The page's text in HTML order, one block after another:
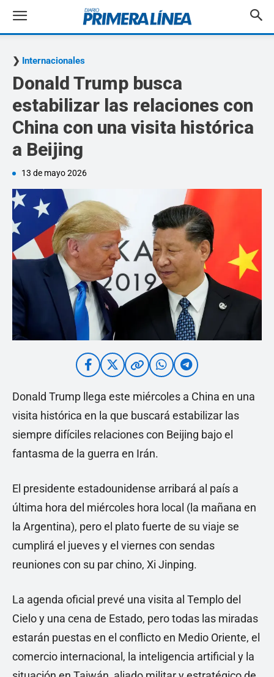
Internacionales
Donald Trump busca
estabilizar las relaciones con
China con una visita histórica
a Beijing
13 de mayo 2026
Donald Trump llega este miércoles a China en una
visita histórica en la que buscará estabilizar las
siempre difíciles relaciones con Beijing bajo el
fantasma de la guerra en Irán.
El presidente estadounidense arribará al país a
última hora del miércoles hora local (la mañana en
la Argentina), pero el plato fuerte de su viaje se
cumplirá el jueves y el viernes con sendas
reuniones con su par chino, Xi Jinping.
La agenda oficial prevé una visita al Templo del
Cielo y una cena de Estado, pero todas las miradas
estarán puestas en el conflicto en Medio Oriente, el
comercio internacional, la inteligencia artificial y la